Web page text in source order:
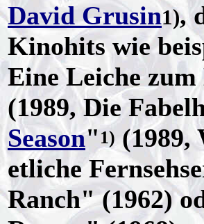
David Grusin1),
Kinohits wie
Eine Leiche
(1989, Die
Season" 1)(1989,
etliche
Ranch" (1962)